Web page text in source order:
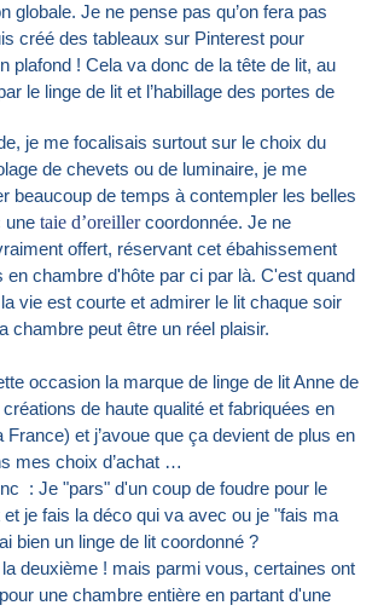
globale. Je ne pense pas qu’on fera pas
créé des tableaux sur Pinterest pour
plafond ! Cela va donc de la tête de lit, au
le linge de lit et l’habillage des portes de
je me focalisais surtout sur le choix du
de chevets ou de luminaire, je me
beaucoup de temps à contempler les belles
une taie d’oreillercoordonnée. Je ne
offert, réservant cet ébahissement
en chambre d'hôte par ci par là. C'est quand
vie est courte et admirer le lit chaque soir
chambre peut être un réel plaisir.
occasion la marque de linge de lit Anne de
de haute qualité et fabriquées en
France) et j’avoue que ça devient de plus en
mes choix d’achat …
: Je "pars" d'un coup de foudre pour le
je fais la déco qui va avec ou je "fais ma
bien un linge de lit coordonné ?
deuxième ! mais parmi vous, certaines ont
une chambre entière en partant d'une